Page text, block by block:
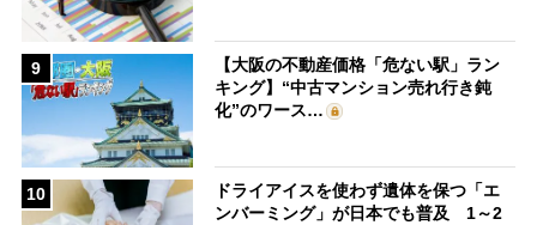
9
【大阪の不動産価格「危ない駅」ラン
キング】“中古マンション売れ行き鈍
化”のワース…
10
ドライアイスを使わず遺体を保つ「エ
ンバーミング」が日本でも普及 1～2